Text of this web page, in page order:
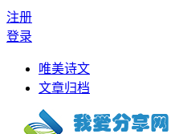
注册
登录
唯美诗文
文章归档